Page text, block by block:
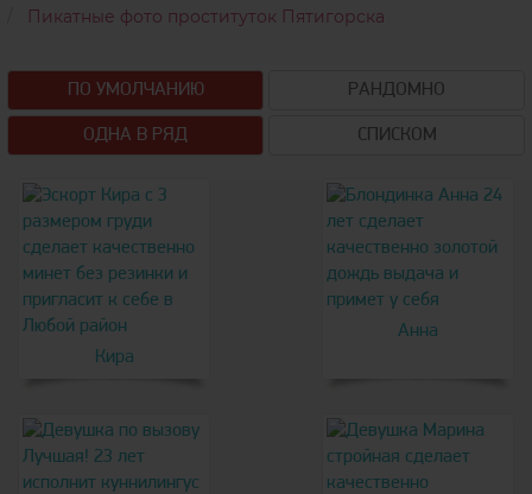
Пикатные фото проституток Пятигорска
ПО УМОЛЧАНИЮ РАНДОМНО
ОДНА В РЯД СПИСКОМ
Кира
Анна